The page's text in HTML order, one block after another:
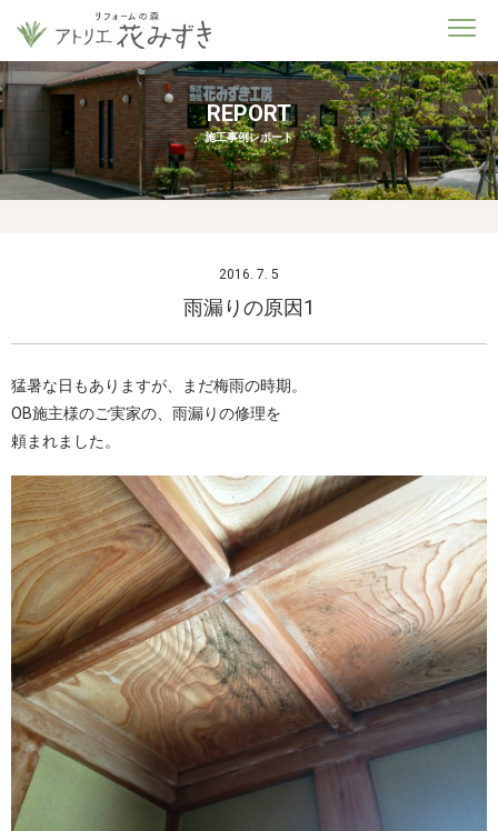
REPORT
施工事例レポート
2016. 7. 5
雨漏りの原因1
猛暑な日もありますが、まだ梅雨の時期。
OB施主様のご実家の、雨漏りの修理を
頼まれました。